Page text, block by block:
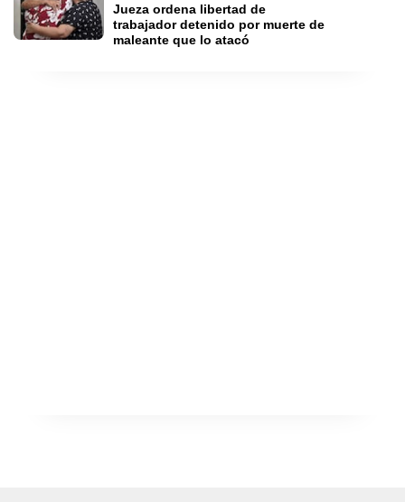
Jueza ordena libertad de
trabajador detenido por muerte de
maleante que lo atacó